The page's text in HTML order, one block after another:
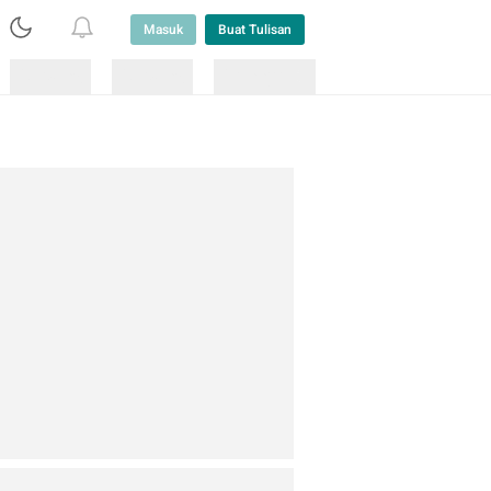
Masuk Buat Tulisan